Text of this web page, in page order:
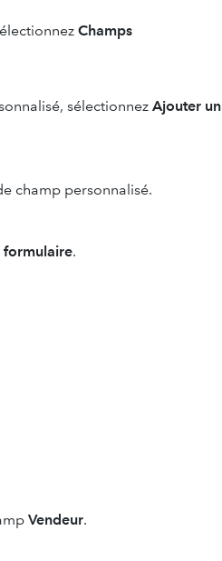
Champs
sélectionnez Ajouter un
champ personnalisé.
formulaire.
Vendeur.